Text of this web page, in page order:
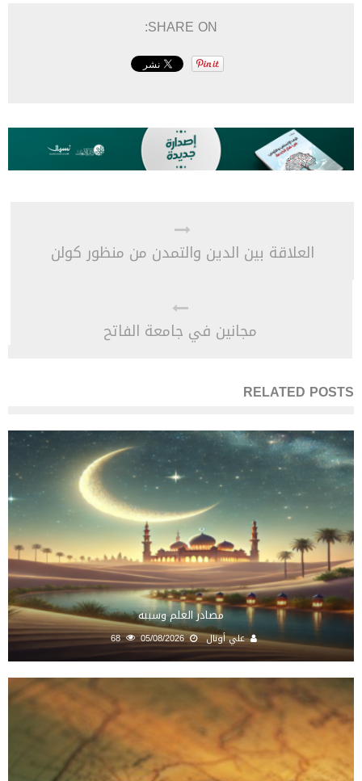
SHARE ON:
العلاقة بين الدين والتمدن من منظور كولن
مجانين في جامعة الفاتح
RELATED POSTS
مصادر العلم وسببه
علي أونال 05/08/2026
68